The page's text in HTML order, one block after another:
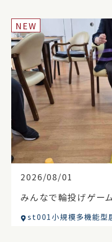
2026/08/01
NEW
みんなで輪投げゲー
st001小規模多機能型